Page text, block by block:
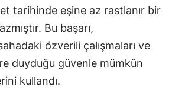
tarihinde eşine az rastlanır bir
Bu başarı,
özverili çalışmaları ve
duyduğu güvenle mümkün
kullandı.